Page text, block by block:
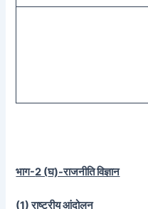
भाग-2 (घ)-राजनीति विज्ञान
(1)राष्ट्रीय आंदोलन